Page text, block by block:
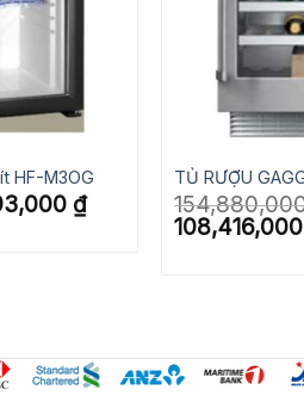
HF-M3OG
₫Giá
TỦ RƯỢU
Giá
gốc
108,416,000